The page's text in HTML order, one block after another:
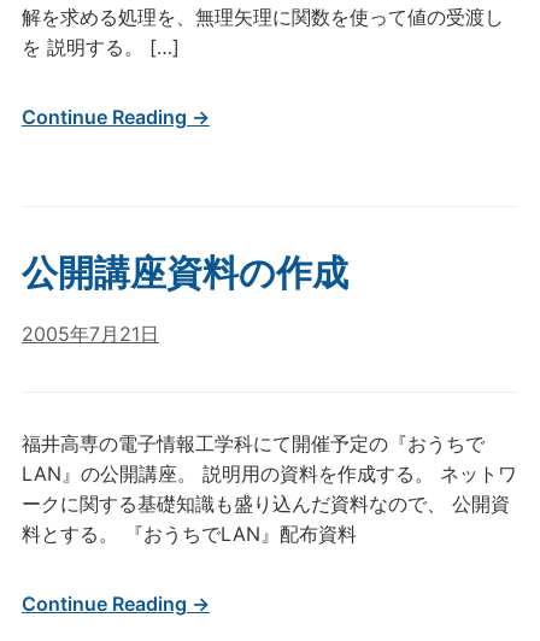
解を求める処理を、無理矢理に関数を使って値の受渡し
を 説明する。 […]
Continue Reading →
公開講座資料の作成
2005年7月21日
福井高専の電子情報工学科にて開催予定の『おうちで
LAN』の公開講座。 説明用の資料を作成する。 ネットワ
ークに関する基礎知識も盛り込んだ資料なので、 公開資
料とする。 『おうちでLAN』配布資料
Continue Reading →